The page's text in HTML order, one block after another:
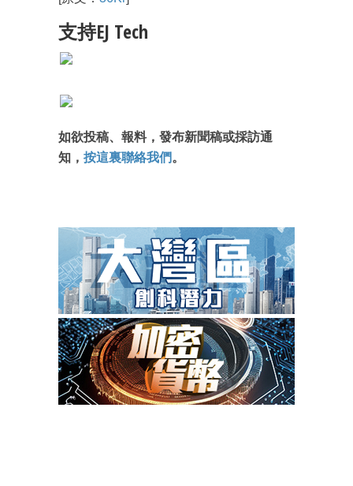
支持EJ Tech
如欲投稿、報料，發布新聞稿或採訪通
知， 按這裏聯絡我們。